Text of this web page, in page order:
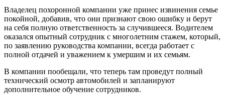
Владелец похоронной компании уже принес извинения семье
покойной, добавив, что они признают свою ошибку и берут
на себя полную ответственность за случившееся. Водителем
оказался опытный сотрудник с многолетним стажем, который,
по заявлению руководства компании, всегда работает с
полной отдачей и уважением к умершим и их семьям.
В компании пообещали, что теперь там проведут полный
технический осмотр автомобилей и запланируют
дополнительное обучение сотрудников.